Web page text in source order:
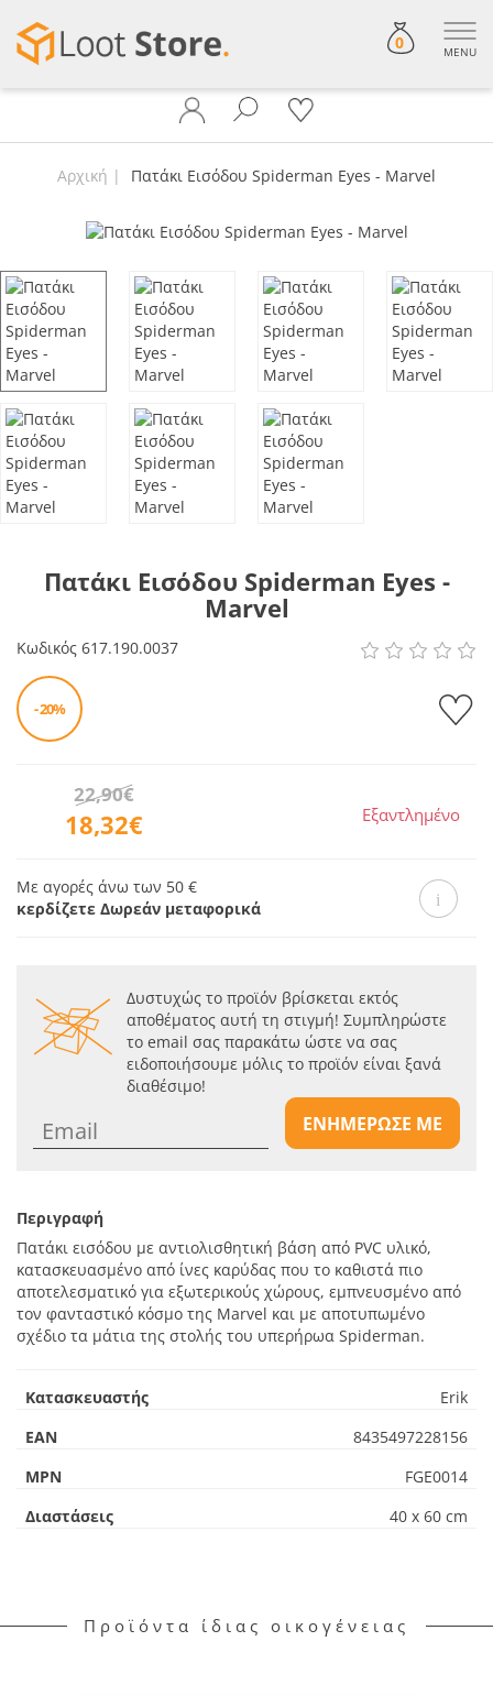
0 MENU
Αρχική Πατάκι Εισόδου Spiderman Eyes - Marvel
Πατάκι Εισόδου Spiderman Eyes -
Marvel
Κωδικός 617.190.0037
- 20%
18,32€
22,90€
Εξαντλημένο
Με αγορές άνω των 50 €
κερδίζετε Δωρεάν μεταφορικά
Δυστυχώς το προϊόν βρίσκεται εκτός
αποθέματος αυτή τη στιγμή! Συμπληρώστε
το email σας παρακάτω ώστε να σας
ειδοποιήσουμε μόλις το προϊόν είναι ξανά
διαθέσιμο!
ΕΝΗΜΕΡΩΣΕ ΜΕ
Περιγραφή
Πατάκι εισόδου με αντιολισθητική βάση από PVC υλικό,
κατασκευασμένο από ίνες καρύδας που το καθιστά πιο
αποτελεσματικό για εξωτερικούς χώρους, εμπνευσμένο από
τον φανταστικό κόσμο της Marvel και με αποτυπωμένο
σχέδιο τα μάτια της στολής του υπερήρωα Spiderman.
Κατασκευαστής
Erik
EAN
8435497228156
MPN
FGE0014
Διαστάσεις
40 x 60 cm
Προϊόντα ίδιας οικογένειας